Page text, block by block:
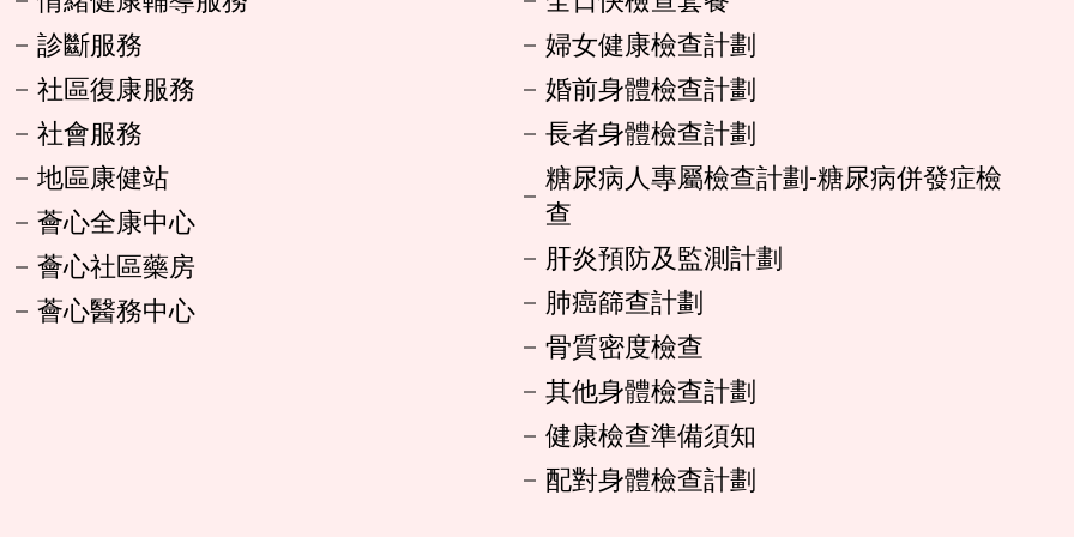
診斷服務
社區復康服務
社會服務
地區康健站
薈心全康中心
薈心社區藥房
薈心醫務中心
婦女健康檢查計劃
婚前身體檢查計劃
長者身體檢查計劃
糖尿病人專屬檢查計劃-糖尿病併發症檢
查
肝炎預防及監測計劃
肺癌篩查計劃
骨質密度檢查
其他身體檢查計劃
健康檢查準備須知
配對身體檢查計劃